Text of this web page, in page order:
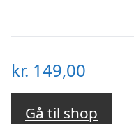
kr. 149,00
Gå til shop